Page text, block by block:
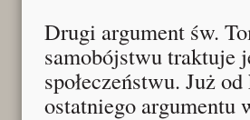
Drugi argument św.
samobójstwu traktuje
społeczeństwu. Już
ostatniego argumentu